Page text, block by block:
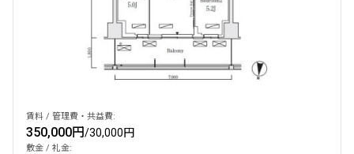
賃料 / 管理費・共益費:
350,000円/30,000円
敷金 / 礼金: